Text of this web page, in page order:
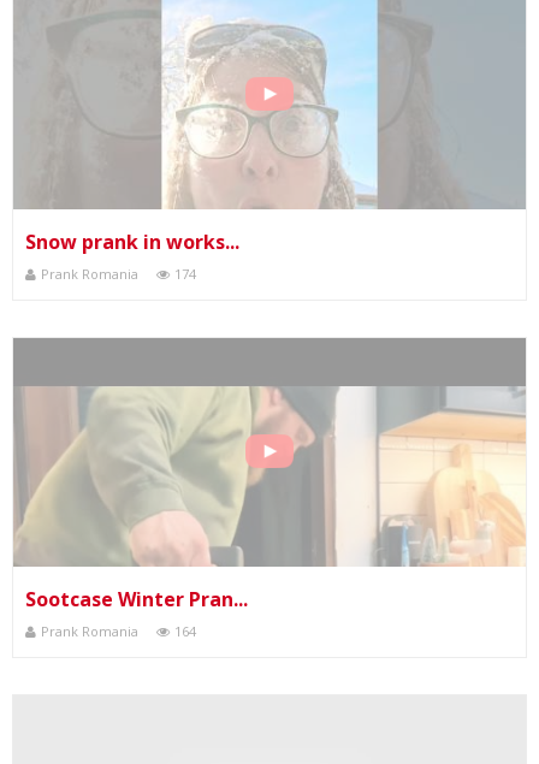
Snow prank in works...
Prank Romania 174
Sootcase Winter Pran...
Prank Romania 164